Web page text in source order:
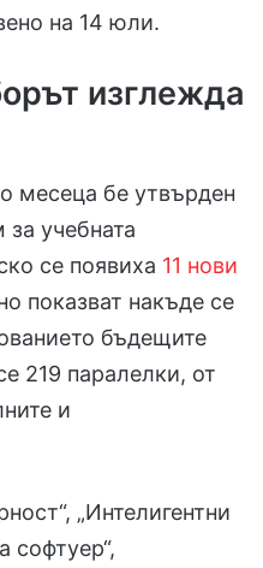
на 14 юли.
изглежда
месеца бе утвърден
учебната
се появиха 11 нови
показват накъде се
бъдещите
219 паралелки, от
и
„Интелигентни
софтуер“,